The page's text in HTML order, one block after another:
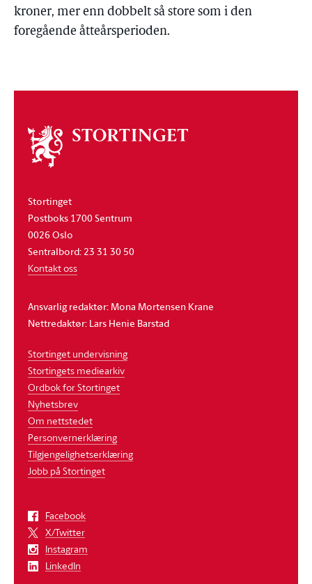
kroner, mer enn dobbelt så store som i den
foregående åtteårsperioden.
Om
stortinget
Stortinget
Postboks 1700 Sentrum
0026 Oslo
Sentralbord: 23 31 30 50
Kontakt oss
Ansvarlig redaktør: Mona Mortensen Krane
Nettredaktør: Lars Henie Barstad
Stortinget undervisning
Stortingets mediearkiv
Ordbok for Stortinget
Nyhetsbrev
Om nettstedet
Personvernerklæring
Tilgjengelighetserklæring
Jobb på Stortinget
Facebook
X/Twitter
Instagram
LinkedIn